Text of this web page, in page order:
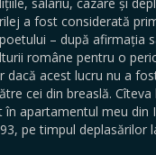
a fost considerată
– după afirmația
române pentru o
dacă acest lucru nu a
cei din breaslă. Cîteva
în apartamentul meu din
pe timpul deplasărilor